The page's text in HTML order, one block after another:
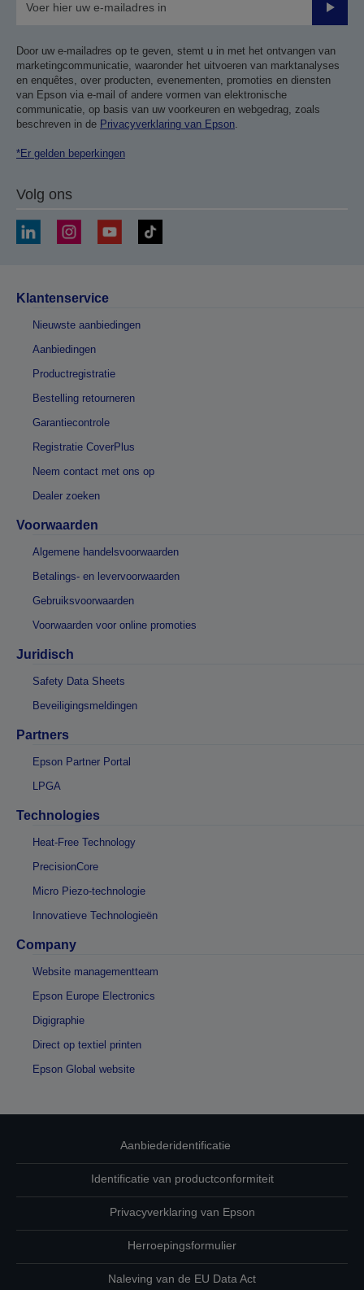
Door uw e-mailadres op te geven, stemt u in met het ontvangen van
marketingcommunicatie, waaronder het uitvoeren van marktanalyses
en enquêtes, over producten, evenementen, promoties en diensten
van Epson via e-mail of andere vormen van elektronische
communicatie, op basis van uw voorkeuren en webgedrag, zoals
beschreven in de Privacyverklaring van Epson.
*Er gelden beperkingen
Volg ons
Klantenservice
Nieuwste aanbiedingen
Aanbiedingen
Productregistratie
Bestelling retourneren
Garantiecontrole
Registratie CoverPlus
Neem contact met ons op
Dealer zoeken
Voorwaarden
Algemene handelsvoorwaarden
Betalings- en levervoorwaarden
Gebruiksvoorwaarden
Voorwaarden voor online promoties
Juridisch
Safety Data Sheets
Beveiligingsmeldingen
Partners
Epson Partner Portal
LPGA
Technologies
Heat-Free Technology
PrecisionCore
Micro Piezo-technologie
Innovatieve Technologieën
Company
Website managementteam
Epson Europe Electronics
Digigraphie
Direct op textiel printen
Epson Global website
Aanbiederidentificatie
Identificatie van productconformiteit
Privacyverklaring van Epson
Herroepingsformulier
Naleving van de EU Data Act